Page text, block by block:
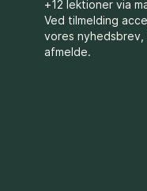
+12 lektioner via
Ved tilmelding
vores nyhedsbrev,
afmelde.